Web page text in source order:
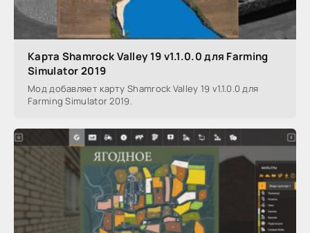
Карта Shamrock Valley 19 v1.1.0.0 для Farming
Simulator 2019
Мод добавляет карту Shamrock Valley 19 v1.1.0.0 для
Farming Simulator 2019.